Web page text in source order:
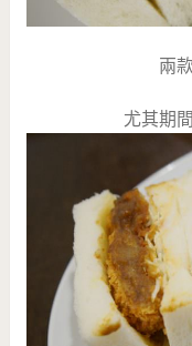
兩
尤其期